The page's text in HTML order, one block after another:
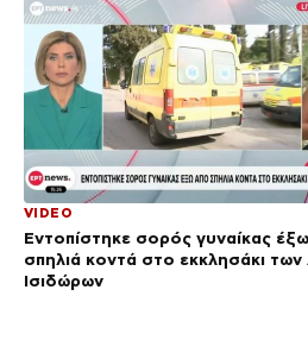
VIDEO
Εντοπίστηκε σορός γυναίκας
σπηλιά κοντά στο εκκλησάκι των
Ισιδώρων